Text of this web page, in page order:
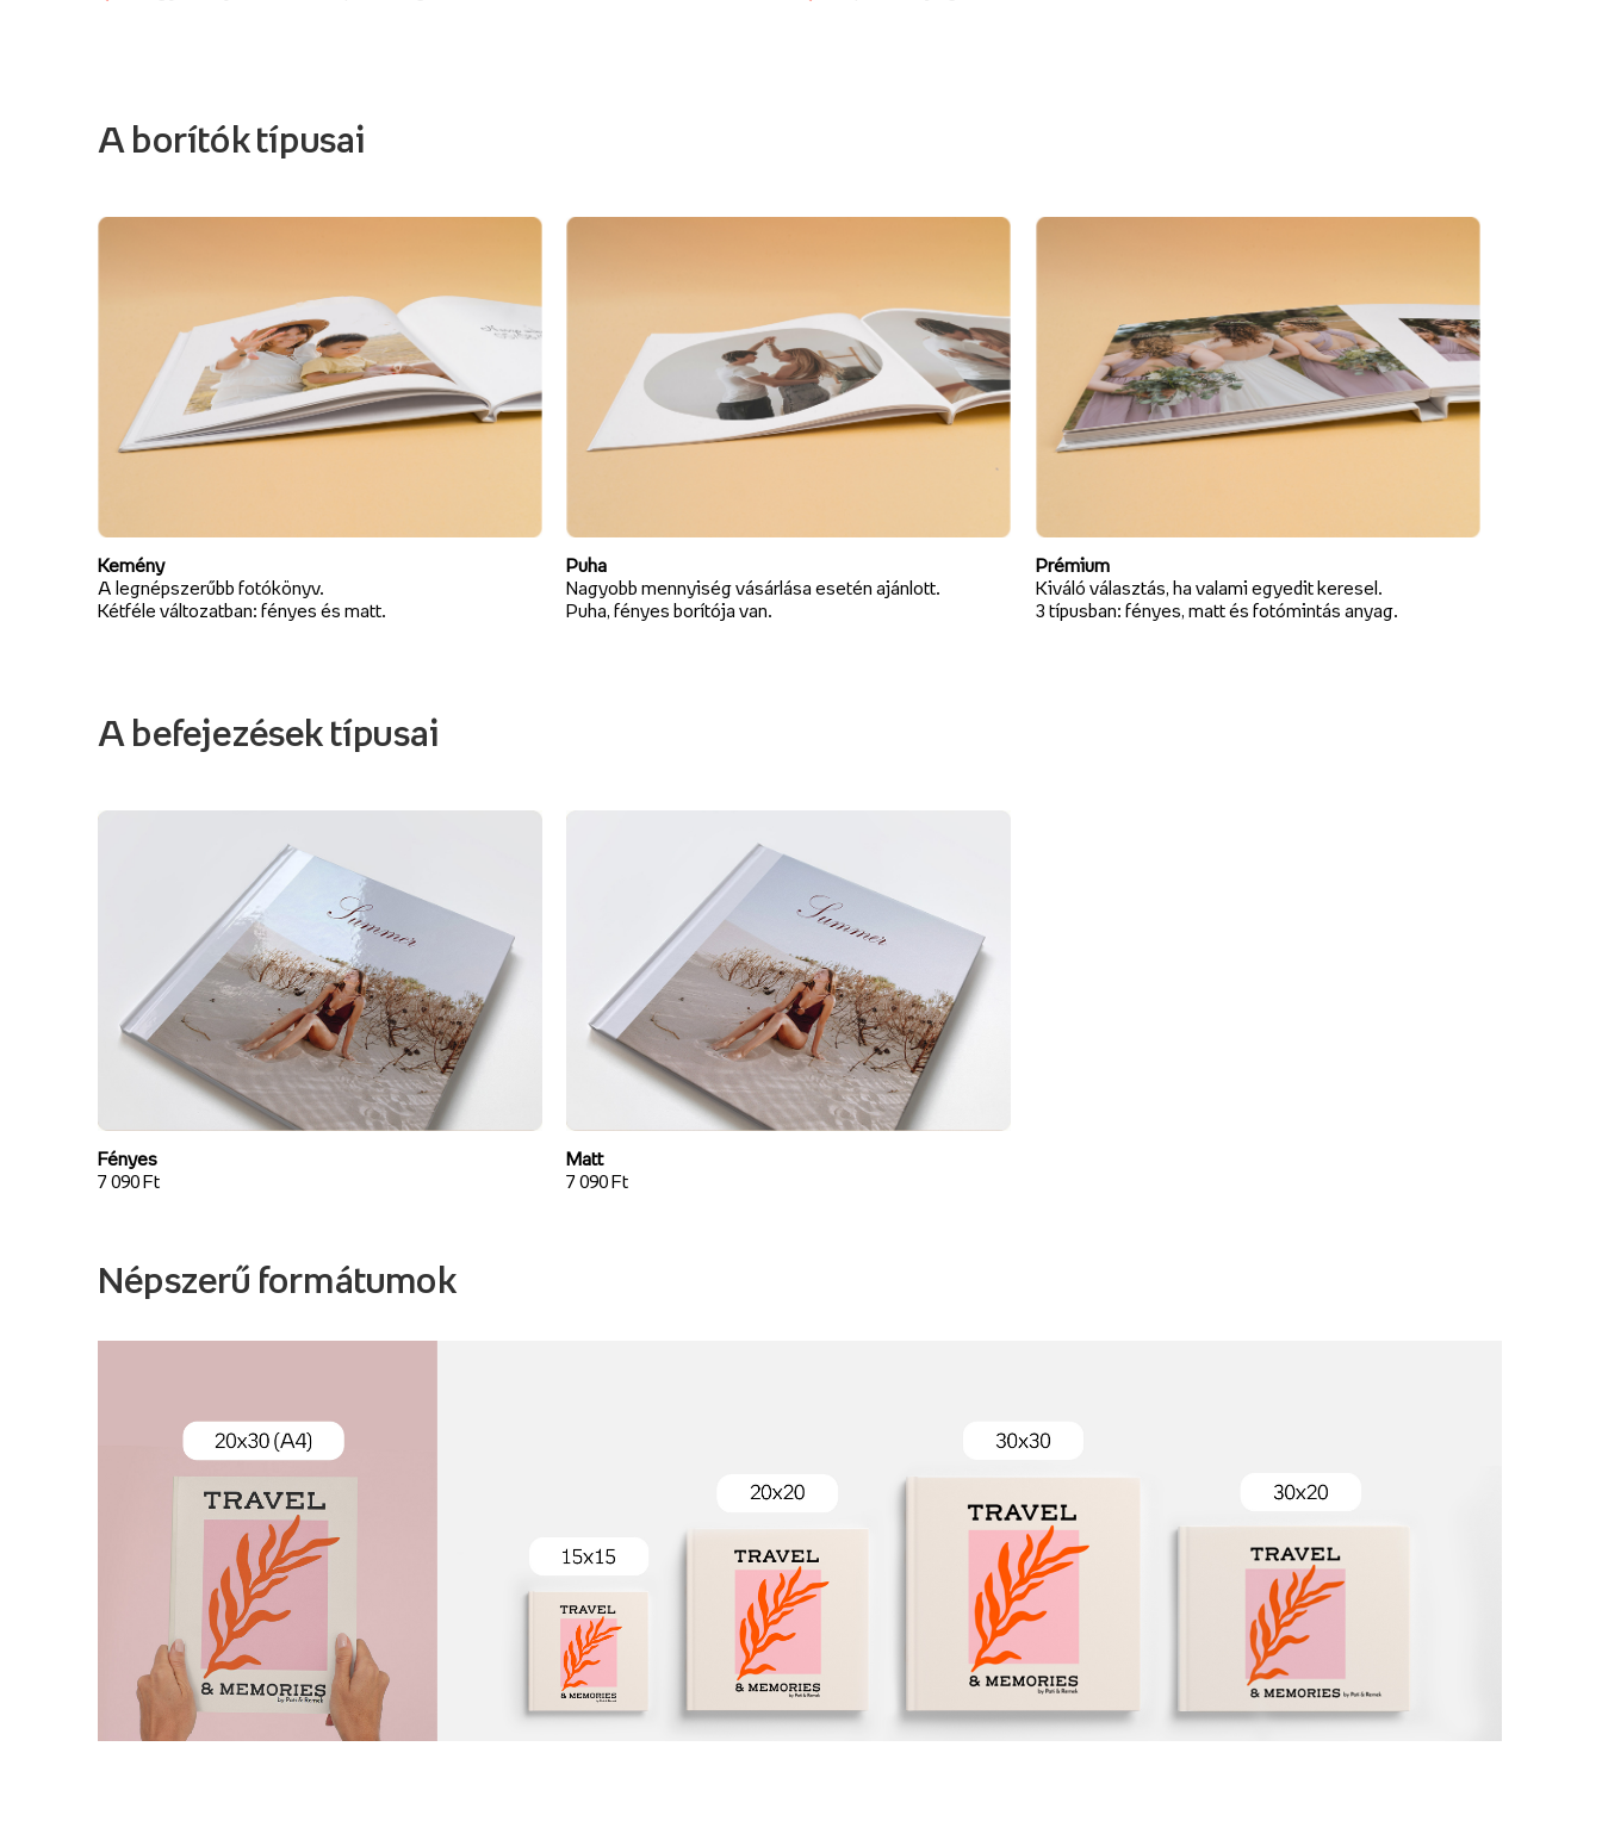
A borítók típusai
Kemény
A legnépszerűbb fotókönyv.
Kétféle változatban: fényes és matt.
Puha
Nagyobb mennyiség vásárlása esetén ajánlott.
Puha, fényes borítója van.
Prémium
Kiváló választás, ha valami egyedit keresel.
3 típusban: fényes, matt és fotómintás anyag.
A befejezések típusai
Fényes
7 090 Ft
Matt
7 090 Ft
Népszerű formátumok